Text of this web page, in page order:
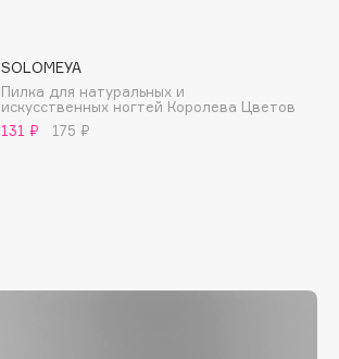
SOLOMEYA
Пилка для натуральных и
искусственных ногтей Королева Цветов
131 ₽
175 ₽